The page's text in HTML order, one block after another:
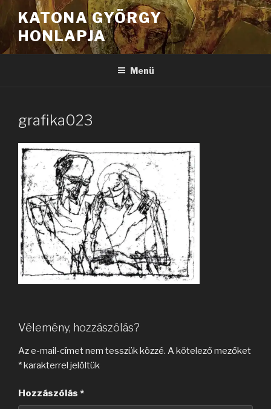
Tartalomhoz
KATONA GYÖRGY
HONLAPJA
Menü
grafika023
Vélemény, hozzászólás?
Az e-mail-címet nem tesszük közzé. A kötelező mezőket
*karakterrel jelöltük
Hozzászólás *